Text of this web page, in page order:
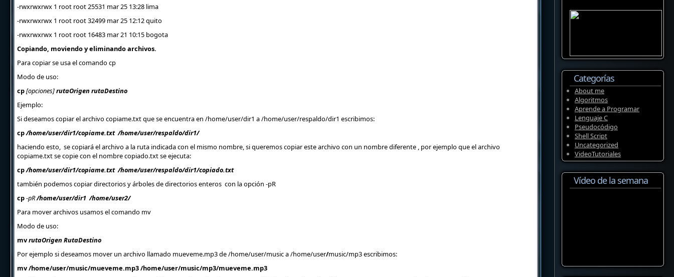
-rwxrwxrwx 1 root root 25531 mar 25 13:28 lima
-rwxrwxrwx 1 root root 32499 mar 25 12:12 quito
-rwxrwxrwx 1 root root 16483 mar 21 10:15 bogota
Copiando, moviendo y eliminando archivos.
Para copiar se usa el comando cp
Modo de uso:
cp[opciones]rutaOrigen rutaDestino
Ejemplo:
Si deseamos copiar el archivo copiame.txt que se encuentra en /home/user/dir1 a /home/user/respaldo/dir1 escribimos:
cp/home/user/dir1/copiame.txt /home/user/respaldo/dir1/
haciendo esto, se copiará el archivo a la ruta indicada con el mismo nombre, si queremos copiar este archivo con un nombre diferente , por ejemplo que el archivo
copiame.txt se copie con el nombre copiado.txt se ejecuta:
cp/home/user/dir1/copiame.txt /home/user/respaldo/dir1/copiado.txt
también podemos copiar directorios y árboles de directorios enteros con la opción -pR
cp-pR/home/user/dir1 /home/user2/
Para mover archivos usamos el comando mv
Modo de uso:
mvrutaOrigen RutaDestino
Por ejemplo si deseamos mover un archivo llamado mueveme.mp3 de /home/user/music a /home/user/music/mp3 escribimos:
mv /home/user/music/mueveme.mp3 /home/user/music/mp3/mueveme.mp3
Categorías
About me
Algoritmos
Aprende a Programar
Lenguaje C
Pseudocódigo
Shell Script
Uncategorized
VideoTutoriales
Vídeo de la semana